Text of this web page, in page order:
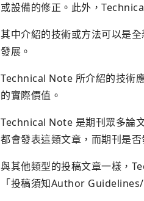
或設備的修正。此外，
其中介紹的技術或方法可以是
發展。
Technical Note 所介紹的技術
的實際價值。
Technical Note 是期刊眾多論
都會發表這類文章，而期刊是
與其他類型的投稿文章一樣，
「投稿須知Author